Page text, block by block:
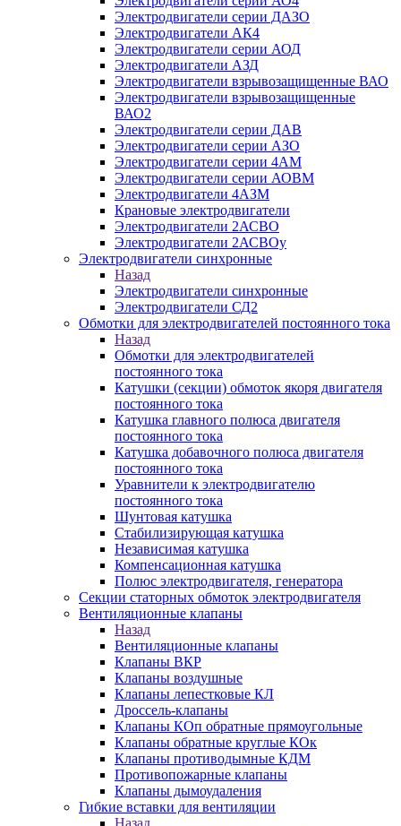
Электродвигатели серии ДАЗО
Электродвигатели АК4
Электродвигатели серии АОД
Электродвигатели АЗД
Электродвигатели взрывозащищенные ВАО
Электродвигатели взрывозащищенные
ВАО2
Электродвигатели серии ДАВ
Электродвигатели серии АЗО
Электродвигатели серии 4АМ
Электродвигатели серии АОВМ
Электродвигатели 4АЗМ
Крановые электродвигатели
Электродвигатели 2АСВО
Электродвигатели 2АСВОу
Электродвигатели синхронные
Назад
Электродвигатели синхронные
Электродвигатели СД2
Обмотки для электродвигателей постоянного тока
Назад
Обмотки для электродвигателей
постоянного тока
Катушки (секции) обмоток якоря двигателя
постоянного тока
Катушка главного полюса двигателя
постоянного тока
Катушка добавочного полюса двигателя
постоянного тока
Уравнители к электродвигателю
постоянного тока
Шунтовая катушка
Стабилизирующая катушка
Независимая катушка
Компенсационная катушка
Полюс электродвигателя, генератора
Секции статорных обмоток электродвигателя
Вентиляционные клапаны
Назад
Вентиляционные клапаны
Клапаны ВКР
Клапаны воздушные
Клапаны лепестковые КЛ
Дроссель-клапаны
Клапаны КОп обратные прямоугольные
Клапаны обратные круглые КОк
Клапаны противодымные КДМ
Противопожарные клапаны
Клапаны дымоудаления
Гибкие вставки для вентиляции
Назад